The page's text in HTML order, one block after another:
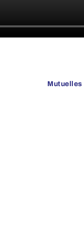
Mutuelles